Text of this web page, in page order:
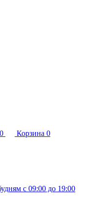
0 Корзина 0
c 09:00 до 19:00